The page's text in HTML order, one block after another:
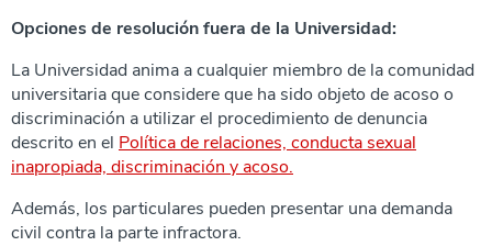
Opciones de resolución fuera de la Universidad:
La Universidad anima a cualquier miembro de la comunidad
universitaria que considere que ha sido objeto de acoso o
discriminación a utilizar el procedimiento de denuncia
descrito en el Política de relaciones, conducta sexual
inapropiada, discriminación y acoso.
Además, los particulares pueden presentar una demanda
civil contra la parte infractora.